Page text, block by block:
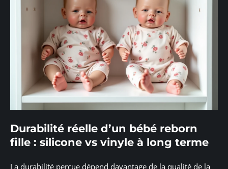
Durabilité réelle d’un bébé reborn
fille : silicone vs vinyle à long terme
La durabilité perçue dépend davantage de la qualité de la